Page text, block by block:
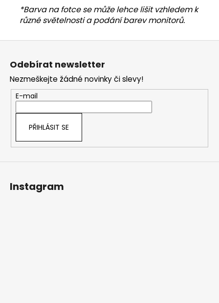
*Barva na fotce se může lehce lišit vzhledem k
různé světelnosti a podání barev monitorů.
Z
Odebírat newsletter
Nezmeškejte žádné novinky či slevy!
E-mail
PŘIHLÁSIT SE
Instagram